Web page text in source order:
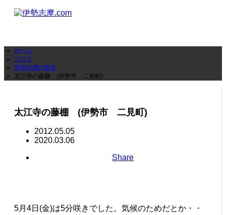
ホーム
ブログ
伊勢志摩の観光
太江寺の藤棚 (伊勢市 二見町)
太江寺の藤棚 (伊勢市 二見町)
2012.05.05
2020.03.06
Share
5月4日(金)は5分咲きでした。気候のためだとか・・